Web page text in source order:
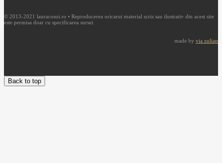
© 2013-2021 lauracosoi.ro • Reproducerea oricarui material scris sau ilustrativ din acest site
este permisa doar cu specificarea sursei.
made by via zulian
Back to top